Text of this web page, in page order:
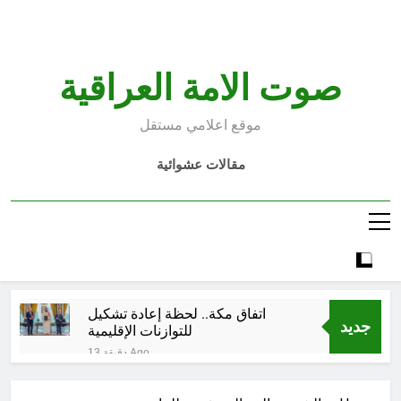
صوت الامة العراقية
موقع اعلامي مستقل
مقالات عشوائية
جديد
اتفاق مكة.. لحظة إعادة تشكيل
للتوازنات الإقليمية
13 دقيقة Ago